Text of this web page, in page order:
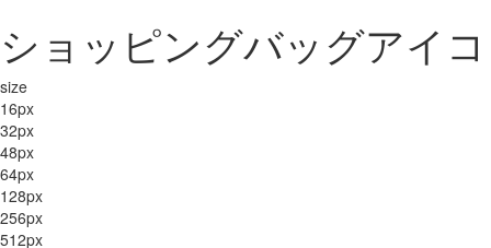
ショッピングバッグアイ
size
16px
32px
48px
64px
128px
256px
512px